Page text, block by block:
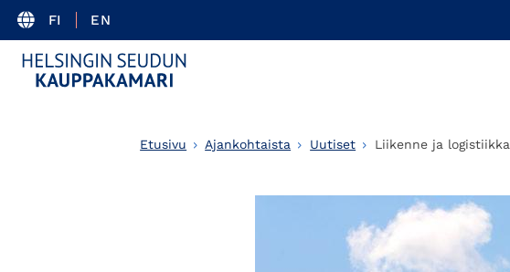
FI EN
Etusivu Ajankohtaista Uutiset Liikenne ja logistiikka